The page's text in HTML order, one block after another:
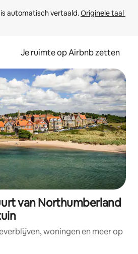
automatisch vertaald. Originele taal
Je ruimte op Airbnb zetten
van Northumberland
woningen en meer op